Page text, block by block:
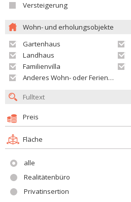
Versteigerung
Wohn- und erholungsobjekte
Gartenhaus
Landhaus
Familienvilla
Anderes Wohn- oder Ferienobjekt
Preis
Fläche
alle
Realitätenbüro
Privatinsertion